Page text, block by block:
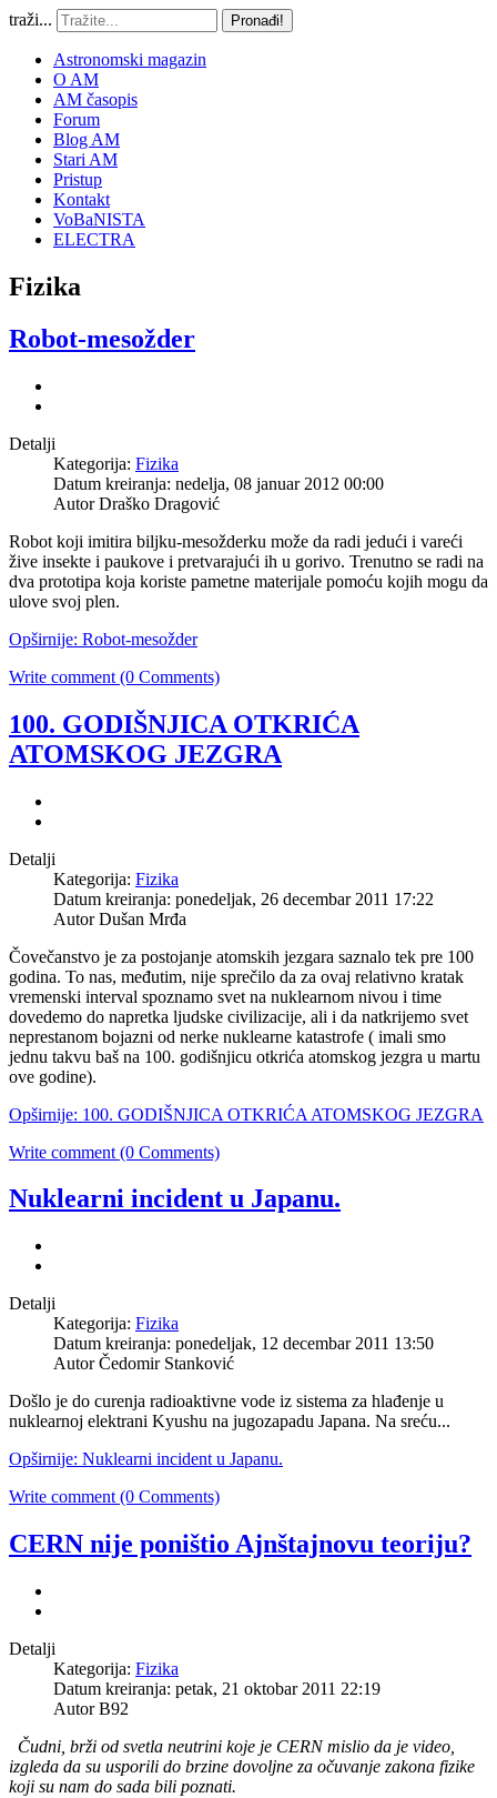
traži... Pronađi!
Astronomski magazin
O AM
AM časopis
Forum
Blog AM
Stari AM
Pristup
Kontakt
VoBaNISTA
ELECTRA
Fizika
Robot-mesožder
Detalji
Kategorija: Fizika
Datum kreiranja: nedelja, 08 januar 2012 00:00
Autor Draško Dragović
Robot koji imitira biljku-mesožderku može da radi jedući i vareći
žive insekte i paukove i pretvarajući ih u gorivo. Trenutno se radi na
dva prototipa koja koriste pametne materijale pomoću kojih mogu da
ulove svoj plen.
Opširnije: Robot-mesožder
Write comment (0 Comments)
100. GODIŠNJICA OTKRIĆA
ATOMSKOG JEZGRA
Detalji
Kategorija: Fizika
Datum kreiranja: ponedeljak, 26 decembar 2011 17:22
Autor Dušan Mrđa
Čovečanstvo je za postojanje atomskih jezgara saznalo tek pre 100
godina. To nas, međutim, nije sprečilo da za ovaj relativno kratak
vremenski interval spoznamo svet na nuklearnom nivou i time
dovedemo do napretka ljudske civilizacije, ali i da natkrijemo svet
neprestanom bojazni od nerke nuklearne katastrofe ( imali smo
jednu takvu baš na 100. godišnjicu otkrića atomskog jezgra u martu
ove godine).
Opširnije: 100. GODIŠNJICA OTKRIĆA ATOMSKOG JEZGRA
Write comment (0 Comments)
Nuklearni incident u Japanu.
Detalji
Kategorija: Fizika
Datum kreiranja: ponedeljak, 12 decembar 2011 13:50
Autor Čedomir Stanković
Došlo je do curenja radioaktivne vode iz sistema za hlađenje u
nuklearnoj elektrani Kyushu na jugozapadu Japana. Na sreću...
Opširnije: Nuklearni incident u Japanu.
Write comment (0 Comments)
CERN nije poništio Ajnštajnovu teoriju?
Detalji
Kategorija: Fizika
Datum kreiranja: petak, 21 oktobar 2011 22:19
Autor B92
Čudni, brži od svetla neutrini koje je CERN mislio da je video,
izgleda da su usporili do brzine dovoljne za očuvanje zakona fizike
koji su nam do sada bili poznati.